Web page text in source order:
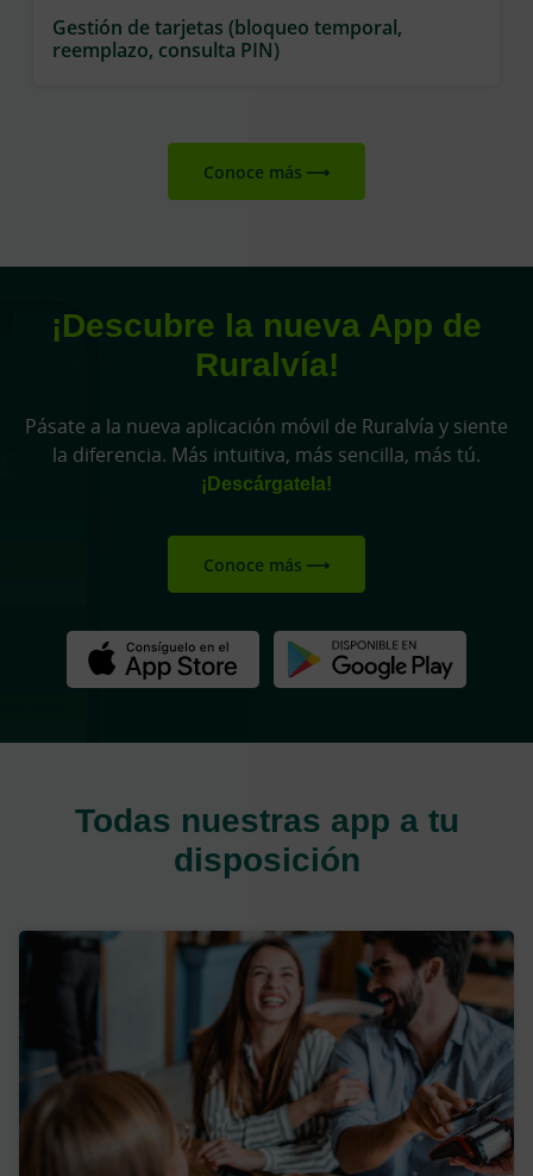
Gestión de tarjetas (bloqueo temporal,
reemplazo, consulta PIN)
Conoce más
¡Descubre la nueva App de
Ruralvía!
Pásate a la nueva aplicación móvil de Ruralvía y siente
la diferencia. Más intuitiva, más sencilla, más tú.
¡Descárgatela!
Conoce más
Todas nuestras app a tu
disposición